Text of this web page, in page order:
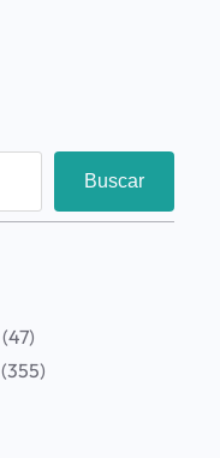
Buscar
(47)
(355)